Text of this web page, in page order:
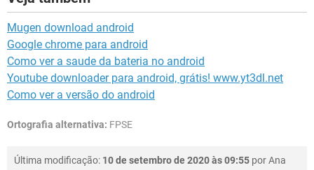
Mugen download android
Google chrome para android
Como ver a saude da bateria no android
Youtube downloader para android, grátis! www.yt3dl.net
Como ver a versão do android
Ortografia alternativa: FPSE
Última modificação: 10 de setembro de 2020 às 09:55 porAna